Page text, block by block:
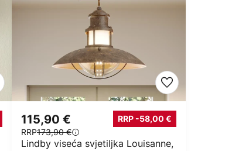
115,90 €
RRP173,90 €
RRP -58,00 €
Lindby viseća svjetiljka Louisanne,